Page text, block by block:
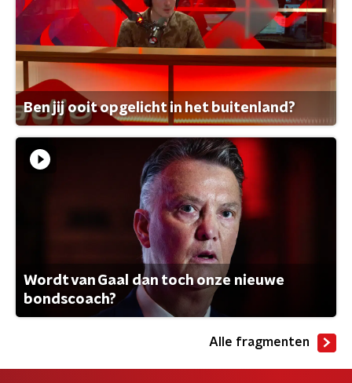
Ben jij ooit opgelicht in het buitenland?
Wordt van Gaal dan toch onze nieuwe
bondscoach?
Alle fragmenten